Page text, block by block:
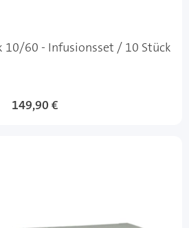
10/60 - Infusionsset / 10 Stück
149,90 €